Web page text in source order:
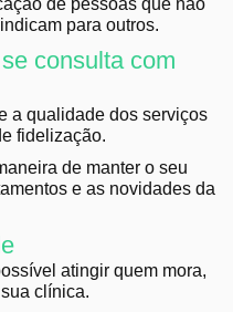
para outros.
consulta com
a qualidade dos serviços
fidelização.
de manter o seu
e as novidades da
atingir quem mora,
clínica.